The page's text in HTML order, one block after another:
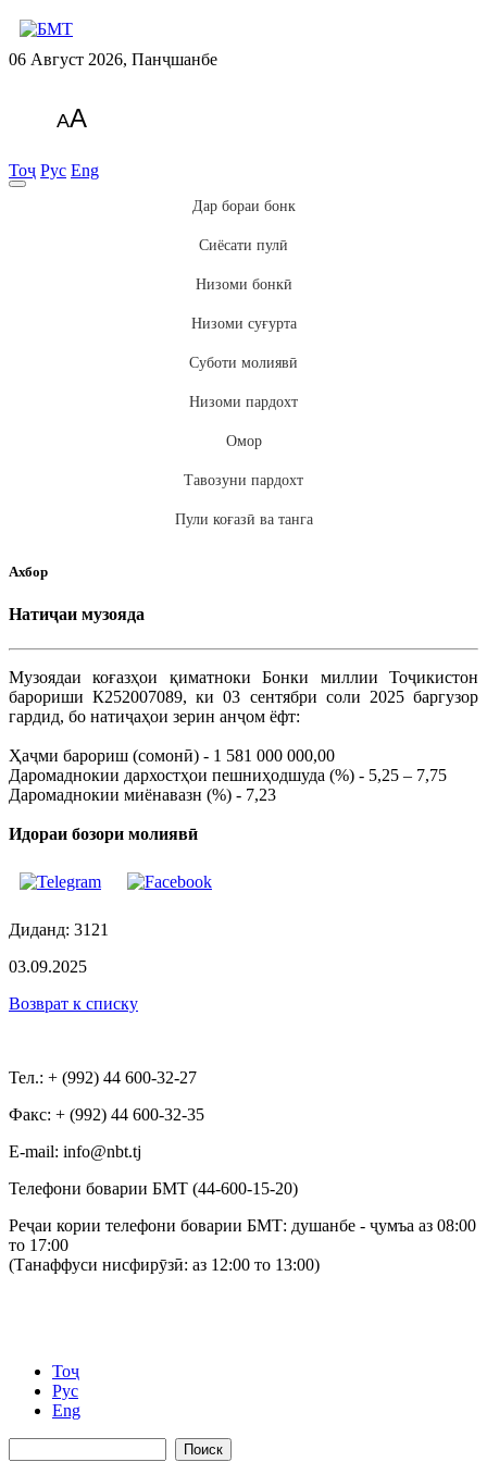
06 Август 2026, Панҷшанбе
AA
Тоҷ Рус Eng
Дар бораи бонк
Сиёсати пулӣ
Низоми бонкӣ
Низоми суғурта
Суботи молиявӣ
Низоми пардохт
Омор
Тавозуни пардохт
Пули коғазӣ ва танга
Ахбор
Натиҷаи музояда
Музоядаи коғазҳои қиматноки Бонки миллии Тоҷикистон
барориши К252007089, ки 03 сентябри соли 2025 баргузор
гардид, бо натиҷаҳои зерин анҷом ёфт:
Ҳаҷми барориш (сомонӣ) - 1 581 000 000,00
Даромаднокии дархостҳои пешниҳодшуда (%) - 5,25 – 7,75
Даромаднокии миёнавазн (%) - 7,23
Идораи бозори молиявӣ
Диданд: 3121
03.09.2025
Возврат к списку
Тел.: + (992) 44 600-32-27
Факс: + (992) 44 600-32-35
Е-mail: info@nbt.tj
Телефони боварии БМТ (44-600-15-20)
Реҷаи кории телефони боварии БМТ: душанбе - ҷумъа аз 08:00
то 17:00
(Танаффуси нисфирӯзӣ: аз 12:00 то 13:00)
Тоҷ
Рус
Eng
Поиск